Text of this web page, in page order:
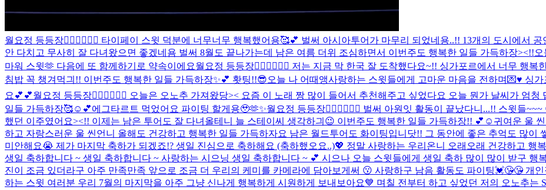
월요정 등등장🧚🏻‍♀️🧚🏻‍♀️ 타이페이 스윗 덕분에 너무너무 행복했어용🥰💕 벌써 아시아투어가 마무리 되었네용..!! 13개의 도시에서
안 다치고 무사히 잘 다녀왔으면 좋겠네욤 벌써 8월도 끝나가는데 남은 여름 더위 조심하면서 이번주도 행복한 일들 가득하장><!!
마워 스윗🫶 다음에 또 함께하기로 약속이에요월요정 등등장🧚🏻‍♀️🧚🏻‍♀️ 저는 지금 막 한국 잘 도착했다요~!! 싱가포르에서 너무 행
침밥 꼭 챙겨먹긔!! 이번주도 행복한 일들 가득하장✨💕 홧팅!!😎오늘 나 어때앵사랑하는 스윗들에게 고마운 마음을 전하며💌♥️ 싱
요💕💕월요정 등등장🧚🏻‍♀️🧚🏻‍♀️ 오늘은 오노추 가져왔당>< 요즘 이 노래 짱 많이 들어서 추천해주고 싶었다요 오늘 뭔가 날씨가 엄
일들 가득하장🥰☺️💕에그타르트 먹었어요 파이팅 할게용🥹🫶✨월요정 등등장🧚🏻‍♀️🧚🏻‍♀️ 벌써 아원잇 활동이 끝났다니...!! 스윗들
했던 이주였어요><!! 이제는 남은 투어도 잘 다녀올테니 늘 스테이씨 생각하긔😉 이번주도 행복한 일들 가득하장!! 💕☺️ 귀여운 울
하고 자랑스러운 울 씬언니 올해도 건강하고 행복한 일들 가득하자요 남은 월드투어도 화이팅입니닷!! 그 동안에 좋은 추억도 많이
미안해요😭 제가 마지막 축하가 되겠죠!? 생일 진심으로 축하해요 (축하했오요..)💖 정말 사랑하는 우리온니 오래오래 건강하고
생일 축하합니다 ~ 생일 축하합니다 ~ 사랑하는 시으닝 생일 축하합니다 ~ 💕 시으나 오늘 스윗들에게 생일 축하 많이 많이 받구 행
진이 조금 있더라구 아주 만족만족 앞으로 조금 더 우리의 케미를 카메라에 담아보게써 😗 사랑하구 남음 활동도 파이팅💓😘😘 개
하는 스윗 여러분 우리 7월의 마지막을 아주 그냥 신나게 행복하게 시원하게 보내보아요💙 며칠 전부터 하고 싶었던 저의 오노추는